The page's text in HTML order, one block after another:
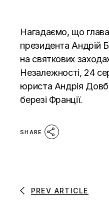
Нагадаємо, що
президента Андрій
на святкових
Незалежності, 24
юриста Андрія
березі Франції.
SHARE
PREV ARTICLE